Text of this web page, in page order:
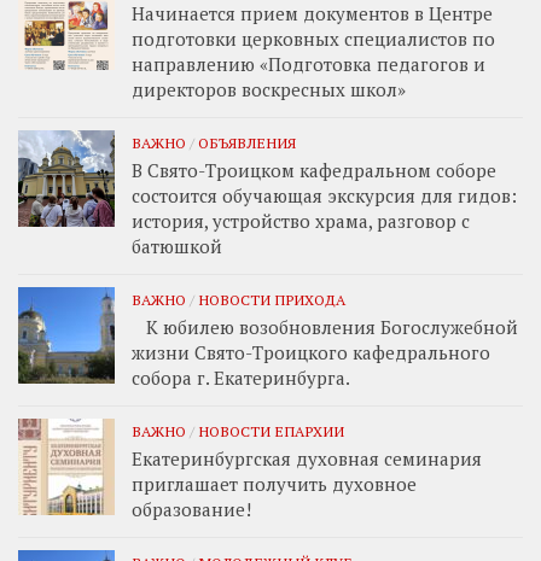
Начинается прием документов в Центре
подготовки церковных специалистов по
направлению «Подготовка педагогов и
директоров воскресных школ»
ВАЖНО / ОБЪЯВЛЕНИЯ
В Свято-Троицком кафедральном соборе
состоится обучающая экскурсия для гидов:
история, устройство храма, разговор с
батюшкой
ВАЖНО / НОВОСТИ ПРИХОДА
К юбилею возобновления Богослужебной
жизни Свято-Троицкого кафедрального
собора г. Екатеринбурга.
ВАЖНО / НОВОСТИ ЕПАРХИИ
Екатеринбургская духовная семинария
приглашает получить духовное
образование!